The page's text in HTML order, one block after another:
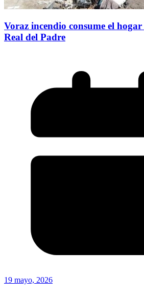
Voraz incendio consume el
Real del Padre
19 mayo, 2026